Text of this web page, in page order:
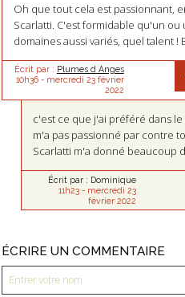
Oh que tout cela est passionnant,
Scarlatti. C'est formidable qu'un
domaines aussi variés, quel talent !
Écrit par : Plumes d Anges
10h36- mercredi 23 février
2022
c'est ce que j'ai préféré dans
m'a pas passionné par contre
Scarlatti m'a donné beaucoup
Écrit par : Dominique
11h23- mercredi 23
février 2022
ÉCRIRE UN COMMENTAIRE